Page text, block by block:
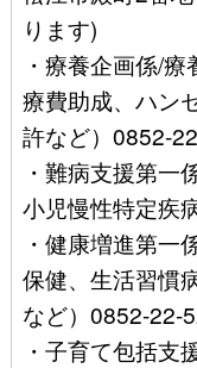
ります)
・療養企画係/
療費助成、ハン
許など）0852-
・難病支援第一
小児慢性特定疾
・健康増進第一
保健、生活習慣
など）0852-22-
・子育て包括支